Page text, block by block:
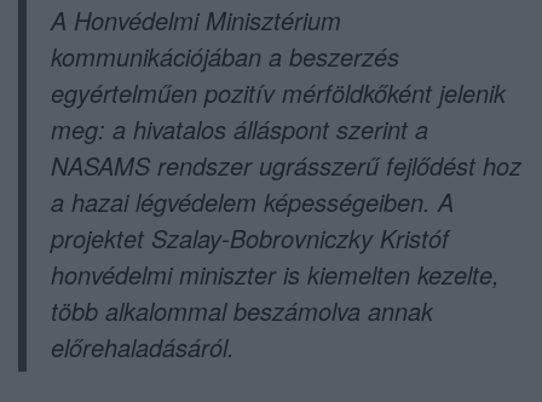
A Honvédelmi Minisztérium
kommunikációjában a beszerzés
egyértelműen pozitív mérföldkőként jelenik
meg: a hivatalos álláspont szerint a
NASAMS rendszer ugrásszerű fejlődést hoz
a hazai légvédelem képességeiben. A
projektet Szalay-Bobrovniczky Kristóf
honvédelmi miniszter is kiemelten kezelte,
több alkalommal beszámolva annak
előrehaladásáról.